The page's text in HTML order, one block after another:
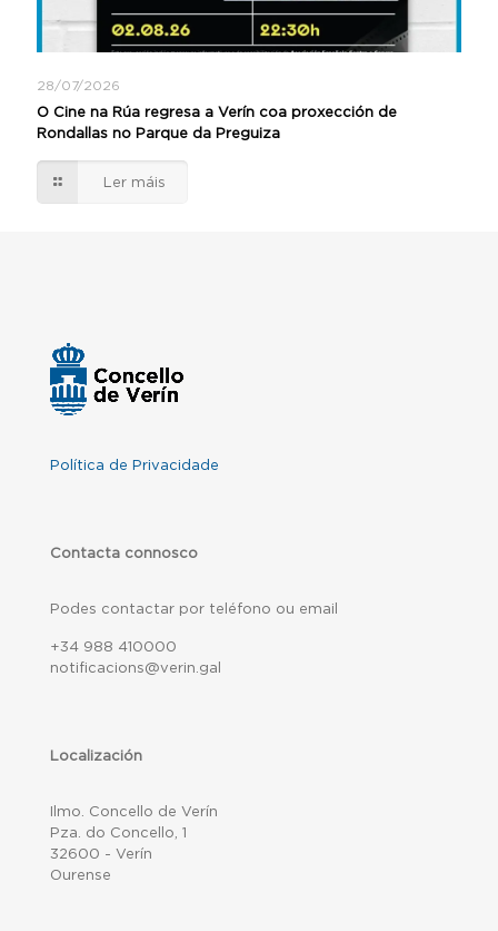
28/07/2026
O Cine na Rúa regresa a Verín coa proxección de
Rondallas no Parque da Preguiza
Ler máis
Política de Privacidade
Contacta connosco
Podes contactar por teléfono ou email
+34 988 410000
notificacions@verin.gal
Localización
Ilmo. Concello de Verín
Pza. do Concello, 1
32600 - Verín
Ourense